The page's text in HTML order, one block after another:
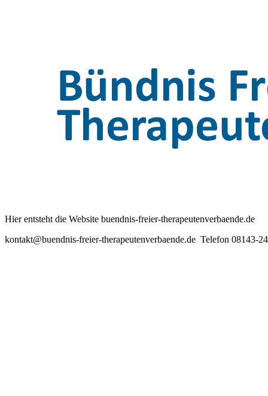
Hier entsteht die Website buendnis-freier-therapeutenverbaende.de
kontakt@buendnis-freier-therapeutenverbaende.de Telefon 08143-